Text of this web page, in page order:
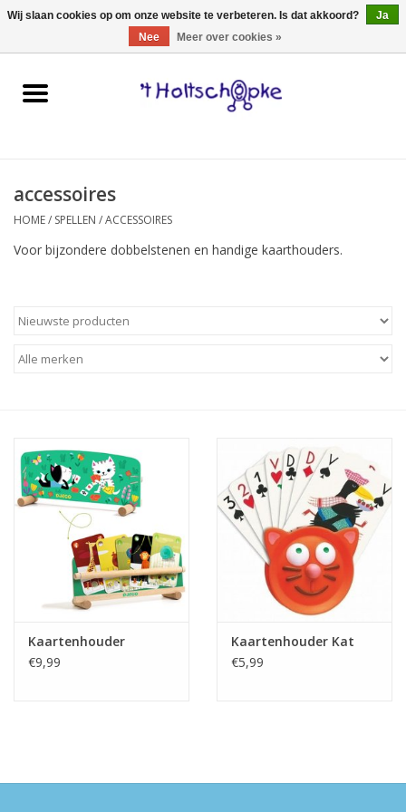
0 Artikelen - €0,00
Home
spellen
onderweg
knuffels
Blogs
accessoires
HOME/ SPELLEN /ACCESSOIRES
Voor bijzondere dobbelstenen en handige kaarthouders.
Kaartenhouder
€9,99
Kaartenhouder Kat
€5,99
Wij slaan cookies op om onze website te verbeteren. Is dat akkoord?
Ja
Nee
Meer over cookies »